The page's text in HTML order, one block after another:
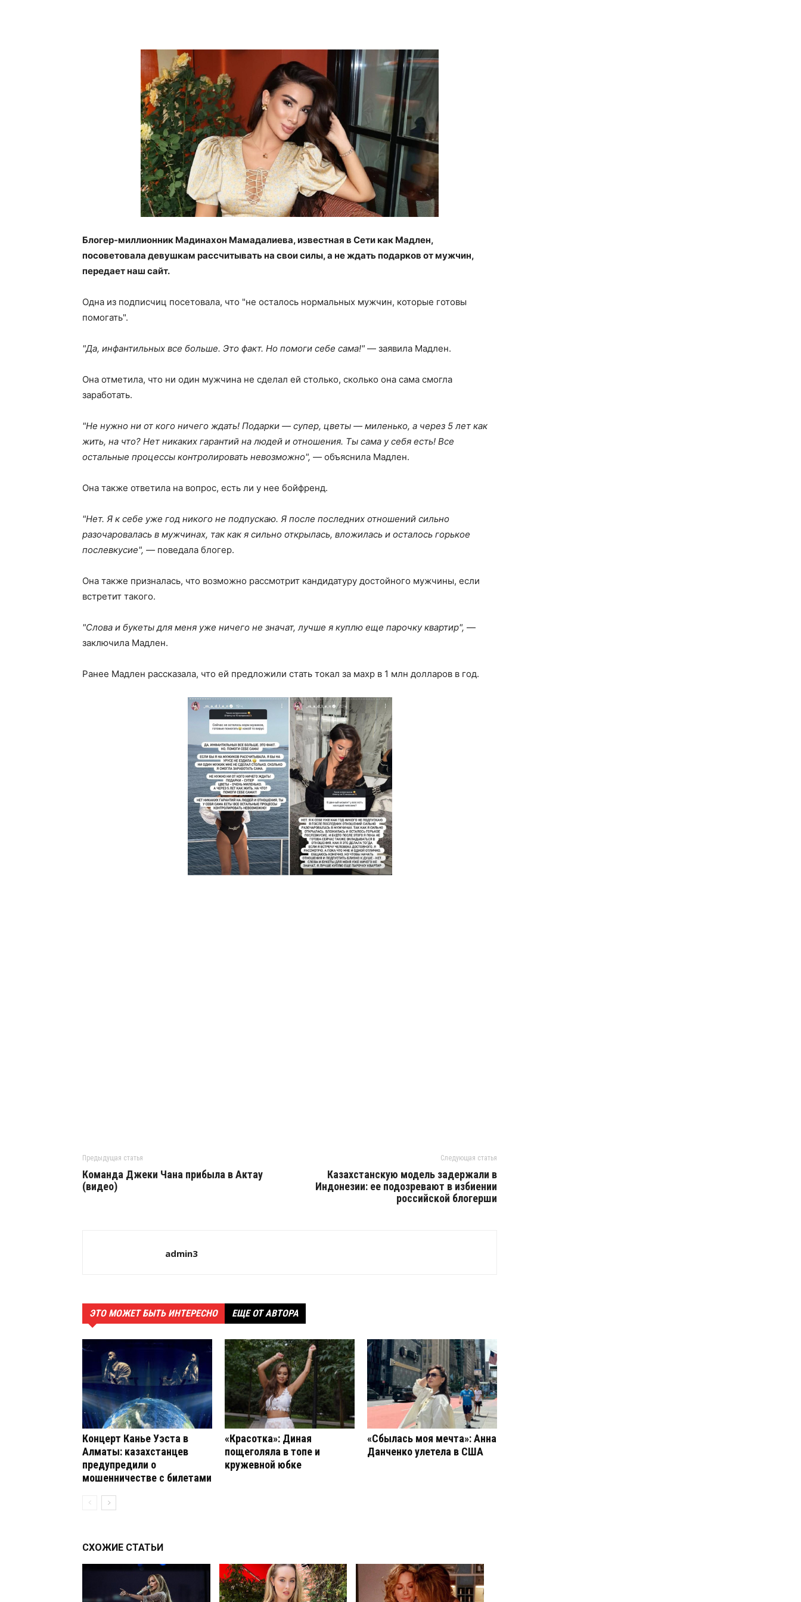
Блогер-миллионник Мадинахон Мамадалиева, известная в Сети как Мадлен,
посоветовала девушкам рассчитывать на свои силы, а не ждать подарков от мужчин,
передает наш сайт.
Одна из подписчиц посетовала, что "не осталось нормальных мужчин, которые готовы
помогать".
"Да, инфантильных все больше. Это факт. Но помоги себе сама!" — заявила Мадлен.
Она отметила, что ни один мужчина не сделал ей столько, сколько она сама смогла
заработать.
"Не нужно ни от кого ничего ждать! Подарки — супер, цветы — миленько, а через 5 лет как
жить, на что? Нет никаких гарантий на людей и отношения. Ты сама у себя есть! Все
остальные процессы контролировать невозможно", — объяснила Мадлен.
Она также ответила на вопрос, есть ли у нее бойфренд.
"Нет. Я к себе уже год никого не подпускаю. Я после последних отношений сильно
разочаровалась в мужчинах, так как я сильно открылась, вложилась и осталось горькое
послевкусие", — поведала блогер.
Она также призналась, что возможно рассмотрит кандидатуру достойного мужчины, если
встретит такого.
"Слова и букеты для меня уже ничего не значат, лучше я куплю еще парочку квартир", —
заключила Мадлен.
Ранее Мадлен рассказала, что ей предложили стать токал за махр в 1 млн долларов в год.
Предыдущая статья
Команда Джеки Чана прибыла в Актау
(видео)
Следующая статья
Казахстанскую модель задержали в
Индонезии: ее подозревают в избиении
российской блогерши
admin3
ЭТО МОЖЕТ БЫТЬ ИНТЕРЕСНО ЕЩЕ ОТ АВТОРА
Концерт Канье Уэста в
Алматы: казахстанцев
предупредили о
мошенничестве с билетами
«Красотка»: Диная
пощеголяла в топе и
кружевной юбке
«Сбылась моя мечта»: Анна
Данченко улетела в США
СХОЖИЕ СТАТЬИ